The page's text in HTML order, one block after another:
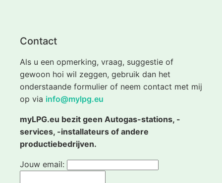
Contact
Als u een opmerking, vraag, suggestie of
gewoon hoi wil zeggen, gebruik dan het
onderstaande formulier of neem contact met mij
op via info@mylpg.eu
myLPG.eu bezit geen Autogas-stations, -
services, -installateurs of andere
productiebedrijven.
Jouw email: